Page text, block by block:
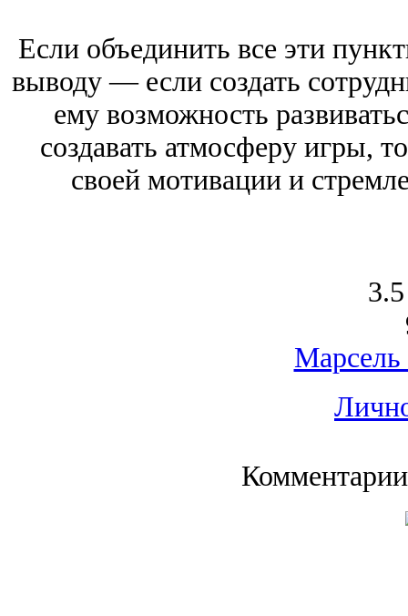
Если объединить все эти
выводу — если создать
ему возможность
создавать атмосферу игры,
своей мотивации и